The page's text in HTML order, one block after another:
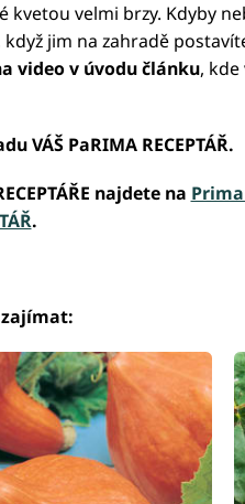
kvetou velmi brzy. Kdyby
když jim na zahradě
video v úvodu článku, kde
VÁŠ PaRIMA RECEPTÁŘ.
najdete na
.